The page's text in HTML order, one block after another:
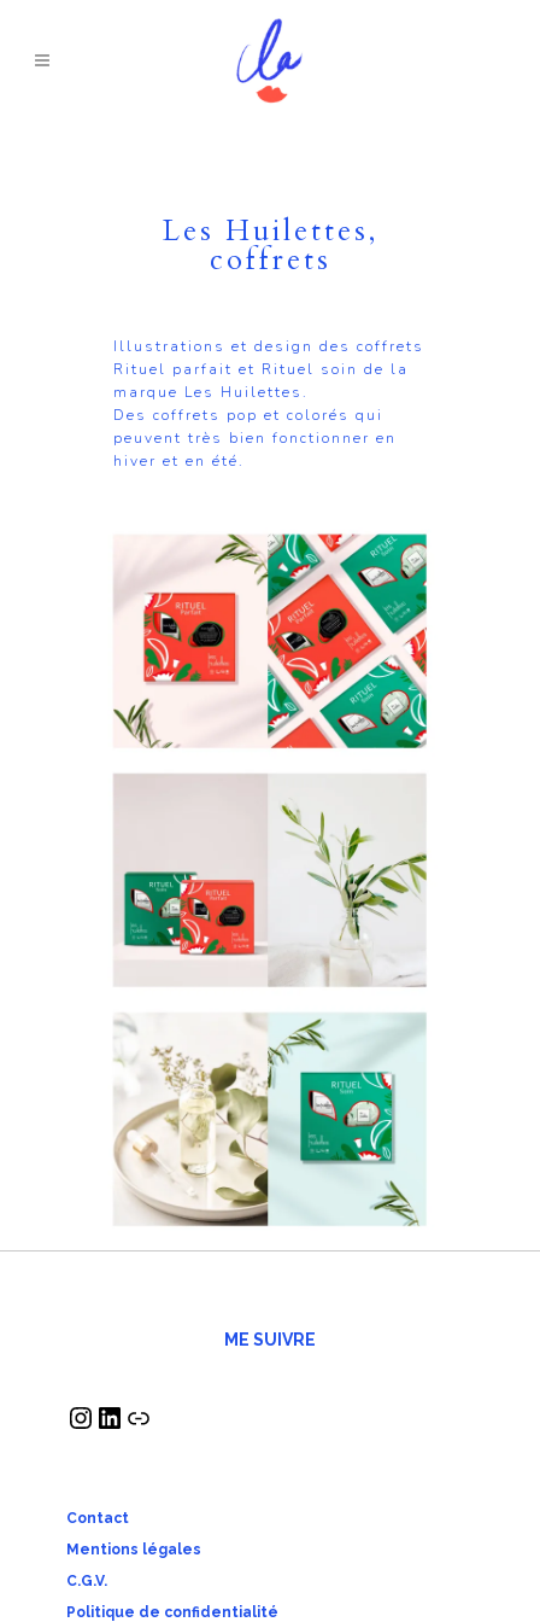
Les Huilettes,
coffrets
Illustrations et design des coffrets
Rituel parfait et Rituel soin de la
marque Les Huilettes.
Des coffrets pop et colorés qui
peuvent très bien fonctionner en
hiver et en été.
ME SUIVRE
Contact
Mentions légales
C.G.V.
Politique de confidentialité